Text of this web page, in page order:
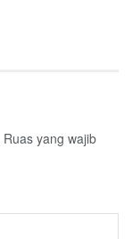
Ruas yang wajib